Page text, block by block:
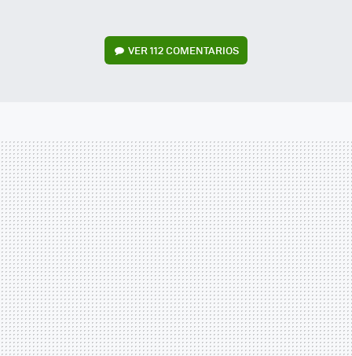
VER112 COMENTARIOS